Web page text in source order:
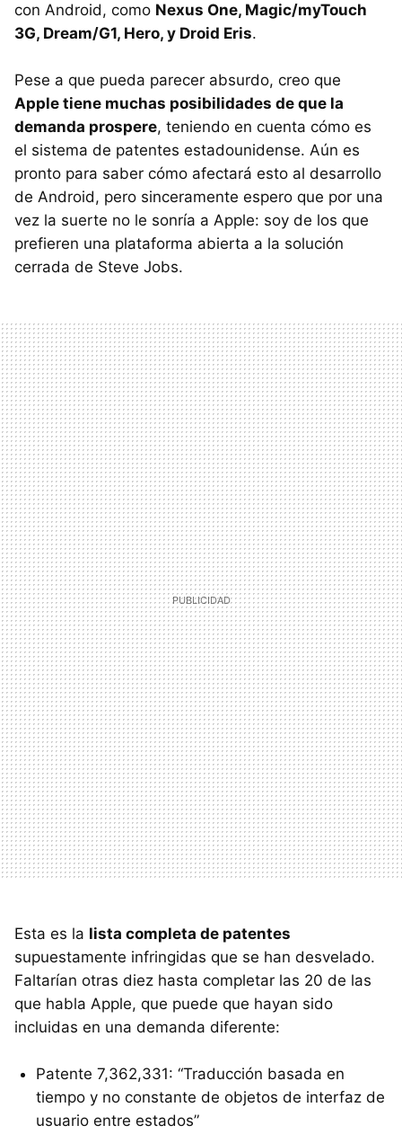
con Android, como Nexus One, Magic/myTouch
3G, Dream/G1, Hero, y Droid Eris.
Pese a que pueda parecer absurdo, creo que
Apple tiene muchas posibilidades de que la
demanda prospere, teniendo en cuenta cómo es
el sistema de patentes estadounidense. Aún es
pronto para saber cómo afectará esto al desarrollo
de Android, pero sinceramente espero que por una
vez la suerte no le sonría a Apple: soy de los que
prefieren una plataforma abierta a la solución
cerrada de Steve Jobs.
Esta es la lista completa de patentes
supuestamente infringidas que se han desvelado.
Faltarían otras diez hasta completar las 20 de las
que habla Apple, que puede que hayan sido
incluidas en una demanda diferente:
Patente 7,362,331: “Traducción basada en
tiempo y no constante de objetos de interfaz de
usuario entre estados”